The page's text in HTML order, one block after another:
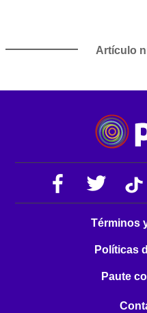
Artículo
Términos
Políticas
Paute